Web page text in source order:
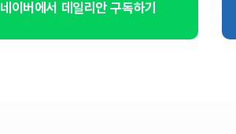
네이버에서 데일리안 구독하기